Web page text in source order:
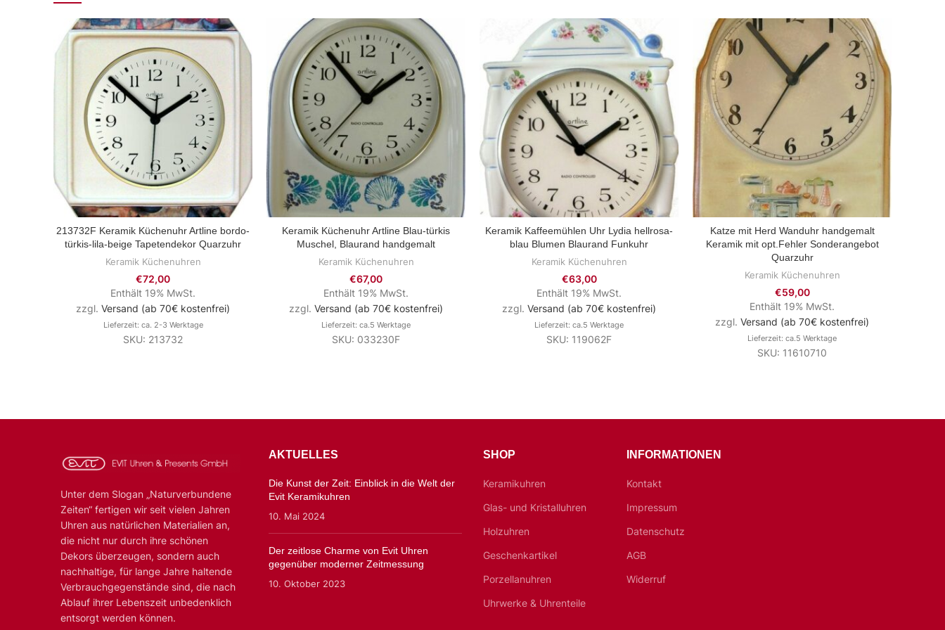
ZUM PRODUKT
213732F Keramik Küchenuhr Artline bordo-
türkis-lila-beige Tapetendekor Quarzuhr
Keramik Küchenuhren
€72,00
Enthält 19% MwSt.
zzgl. Versand (ab 70€ kostenfrei)
Lieferzeit: ca. 2-3 Werktage
SKU: 213732
ZUM PRODUKT
Keramik Küchenuhr Artline Blau-türkis
Muschel, Blaurand handgemalt
Keramik Küchenuhren
€67,00
Enthält 19% MwSt.
zzgl. Versand (ab 70€ kostenfrei)
Lieferzeit: ca.5 Werktage
SKU: 033230F
ZUM PRODUKT
Keramik Kaffeemühlen Uhr Lydia hellrosa-
blau Blumen Blaurand Funkuhr
Keramik Küchenuhren
€63,00
Enthält 19% MwSt.
zzgl. Versand (ab 70€ kostenfrei)
Lieferzeit: ca.5 Werktage
SKU: 119062F
ZUM PRODUKT
Katze mit Herd Wanduhr handgemalt
Keramik mit opt.Fehler Sonderangebot
Quarzuhr
Keramik Küchenuhren
€59,00
Enthält 19% MwSt.
zzgl. Versand (ab 70€ kostenfrei)
Lieferzeit: ca.5 Werktage
SKU: 11610710
Unter dem Slogan „Naturverbundene
Zeiten“ fertigen wir seit vielen Jahren
Uhren aus natürlichen Materialien an,
die nicht nur durch ihre schönen
Dekors überzeugen, sondern auch
nachhaltige, für lange Jahre haltende
Verbrauchgegenstände sind, die nach
Ablauf ihrer Lebenszeit unbedenklich
entsorgt werden können.
AKTUELLES
Die Kunst der Zeit: Einblick in die Welt der
Evit Keramikuhren
10. Mai 2024
Der zeitlose Charme von Evit Uhren
gegenüber moderner Zeitmessung
10. Oktober 2023
SHOP
Keramikuhren
Glas- und Kristalluhren
Holzuhren
Geschenkartikel
Porzellanuhren
Uhrwerke & Uhrenteile
INFORMATIONEN
Kontakt
Impressum
Datenschutz
AGB
Widerruf